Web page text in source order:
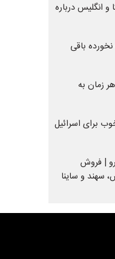
انگلیس درباره
باقی
زمان به
برای اسرائیل
| فروش
سهند و ساینا